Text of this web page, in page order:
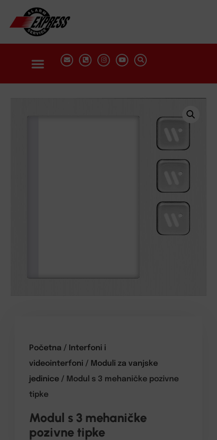
Početna / Interfoni i
videointerfoni / Moduli za vanjske
jedinice / Modul s 3 mehaničke pozivne
tipke
Modul s 3 mehaničke
pozivne tipke